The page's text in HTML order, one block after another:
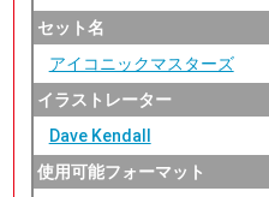
セット名
アイコニックマスターズ
イラストレーター
Dave Kendall
使用可能フォーマット